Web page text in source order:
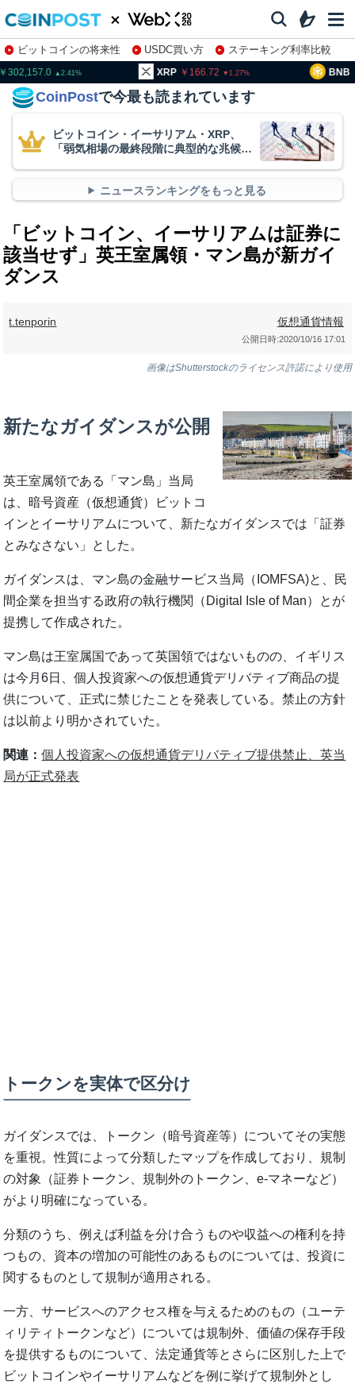
ビットコインの将来性 USDC買い方
ステーキング利率比較
株特集・関連銘柄
2.41 XRP 166.72 1.27 BNB
CoinPostで今最も読まれています
ビットコイン・イーサリアム・XRP、
「弱気相場の最終段階に典型的な兆候」
ニュースランキングをもっと見る
「ビットコイン、イーサリアムは証券に
該当せず」英王室属領・マン島が新ガイ
ダンス
t.tenporin 仮想通貨情報
公開日時:2020/10/16 17:01
画像はShutterstockのライセンス許諾により使用
新たなガイダンスが公開
英王室属領である「マン島」当局
は、暗号資産（仮想通貨）ビットコ
インとイーサリアムについて、新たなガイダンスでは「証券
とみなさない」とした。
ガイダンスは、マン島の金融サービス当局（IOMFSA)と、民
間企業を担当する政府の執行機関（Digital Isle of Man）とが
提携して作成された。
マン島は王室属国であって英国領ではないものの、イギリス
は今月6日、個人投資家への仮想通貨デリバティブ商品の提
供について、正式に禁じたことを発表している。禁止の方針
は以前より明かされていた。
関連：個人投資家への仮想通貨デリバティブ提供禁止、英当
局が正式発表
トークンを実体で区分け
ガイダンスでは、トークン（暗号資産等）についてその実態
を重視。性質によって分類したマップを作成しており、規制
の対象（証券トークン、規制外のトークン、e-マネーなど）
がより明確になっている。
分類のうち、例えば利益を分け合うものや収益への権利を持
つもの、資本の増加の可能性のあるものについては、投資に
関するものとして規制が適用される。
一方、サービスへのアクセス権を与えるためのもの（ユーテ
ィリティトークンなど）については規制外、価値の保存手段
を提供するものについて、法定通貨等とさらに区別した上で
ビットコインやイーサリアムなどを例に挙げて規制外とし